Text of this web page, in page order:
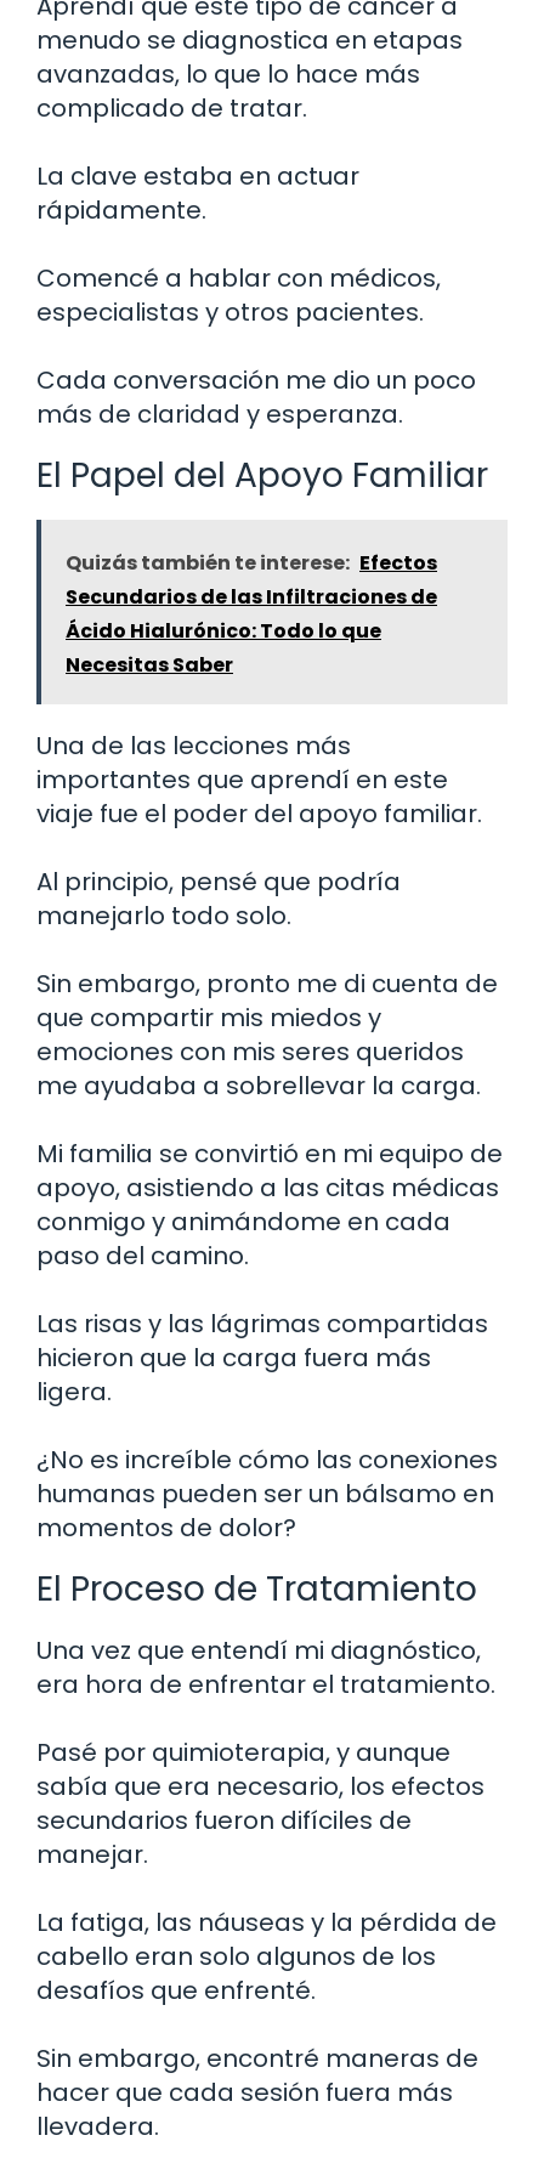
menudo se diagnostica en etapas
avanzadas, lo que lo hace más
complicado de tratar.
La clave estaba en actuar
rápidamente.
Comencé a hablar con médicos,
especialistas y otros pacientes.
Cada conversación me dio un poco
más de claridad y esperanza.
El Papel del Apoyo Familiar
Quizás también te interese: Efectos
Secundarios de las Infiltraciones de
Ácido Hialurónico: Todo lo que
Necesitas Saber
Una de las lecciones más
importantes que aprendí en este
viaje fue el poder del apoyo familiar.
Al principio, pensé que podría
manejarlo todo solo.
Sin embargo, pronto me di cuenta de
que compartir mis miedos y
emociones con mis seres queridos
me ayudaba a sobrellevar la carga.
Mi familia se convirtió en mi equipo de
apoyo, asistiendo a las citas médicas
conmigo y animándome en cada
paso del camino.
Las risas y las lágrimas compartidas
hicieron que la carga fuera más
ligera.
¿No es increíble cómo las conexiones
humanas pueden ser un bálsamo en
momentos de dolor?
El Proceso de Tratamiento
Una vez que entendí mi diagnóstico,
era hora de enfrentar el tratamiento.
Pasé por quimioterapia, y aunque
sabía que era necesario, los efectos
secundarios fueron difíciles de
manejar.
La fatiga, las náuseas y la pérdida de
cabello eran solo algunos de los
desafíos que enfrenté.
Sin embargo, encontré maneras de
hacer que cada sesión fuera más
llevadera.